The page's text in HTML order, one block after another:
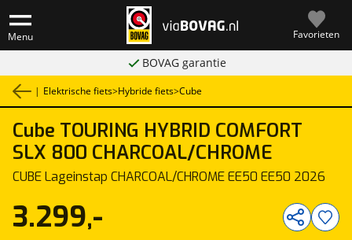
Menu Favorieten
BOVAG garantie
| Elektrische fiets>Hybride fiets>Cube
Cube TOURING HYBRID COMFORT
SLX 800 CHARCOAL/CHROME
CUBE Lageinstap CHARCOAL/CHROME EE50 EE50 2026
1/2
3.299,-